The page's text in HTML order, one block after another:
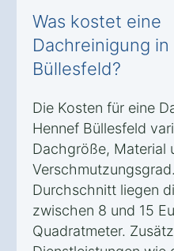
Was kostet eine
Dachreinigung
Büllesfeld?
Die Kosten für eine
Hennef Büllesfeld
Dachgröße, Material
Durchschnitt liegen
zwischen 8 und 15
Quadratmeter.